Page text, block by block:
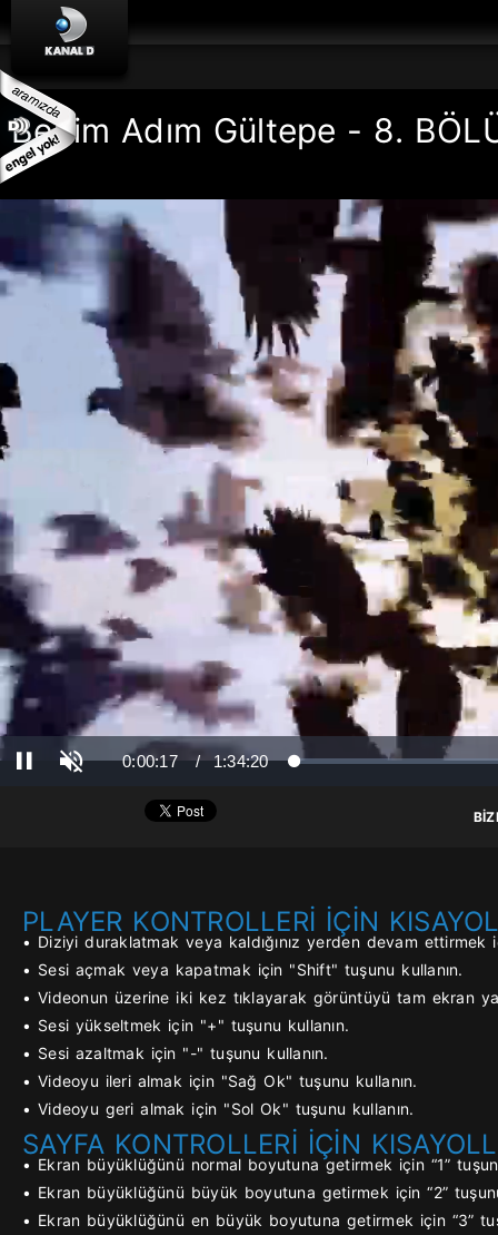
Benim Adım Gültepe - 8.
Duraklat
Ses Aç
Süre
0:00:17 / Toplam Süre
1:34:20 Yüklendi: 0%
Yükleniyor: 0%
PLAYER KONTROLLERİ İÇİN
• Diziyi duraklatmak veya kaldığınız yerden devam ettirmek
• Sesi açmak veya kapatmak için "Shift" tuşunu kullanın.
• Videonun üzerine iki kez tıklayarak görüntüyü tam ekran
• Sesi yükseltmek için "+" tuşunu kullanın.
• Sesi azaltmak için "-" tuşunu kullanın.
• Videoyu ileri almak için "Sağ Ok" tuşunu kullanın.
• Videoyu geri almak için "Sol Ok" tuşunu kullanın.
SAYFA KONTROLLERİ İÇİN
• Ekran büyüklüğünü normal boyutuna getirmek için “1”
• Ekran büyüklüğünü büyük boyutuna getirmek için “2”
• Ekran büyüklüğünü en büyük boyutuna getirmek için “3”